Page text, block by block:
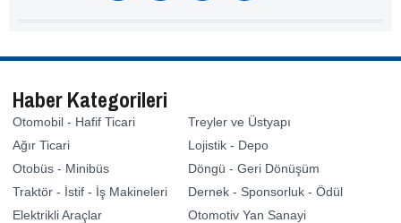
Haber Kategorileri
Otomobil - Hafif Ticari
Ağır Ticari
Otobüs - Minibüs
Traktör - İstif - İş Makineleri
Elektrikli Araçlar
Treyler ve Üstyapı
Lojistik - Depo
Döngü - Geri Dönüşüm
Dernek - Sponsorluk - Ödül
Otomotiv Yan Sanayi